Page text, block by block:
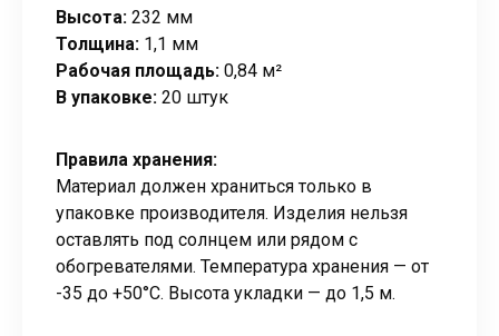
Высота: 232 мм
Толщина: 1,1 мм
Рабочая площадь: 0,84 м²
В упаковке: 20 штук
Правила хранения:
Материал должен храниться только в
упаковке производителя. Изделия нельзя
оставлять под солнцем или рядом с
обогревателями. Температура хранения — от
-35 до +50°C. Высота укладки — до 1,5 м.